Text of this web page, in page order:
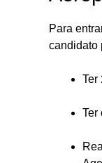
Para
candidato
Ter
Ter